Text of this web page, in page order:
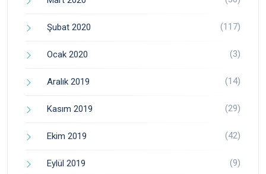
Şubat 2020 (117)
Ocak 2020 (3)
Aralık 2019 (14)
Kasım 2019 (29)
Ekim 2019 (42)
Eylül 2019 (9)